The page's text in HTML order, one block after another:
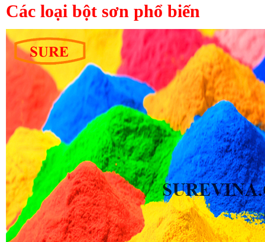
Các loại bột sơn phổ biến